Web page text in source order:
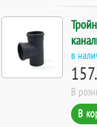
в
В
В